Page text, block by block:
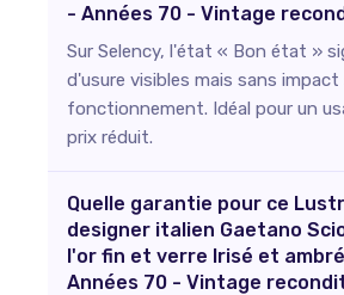
- Années 70 - Vintage
Sur Selency, l'état « Bon état »
d'usure visibles mais sans impact
fonctionnement. Idéal pour un
prix réduit.
Quelle garantie pour ce
designer italien Gaetano
l'or fin et verre Irisé et
Années 70 - Vintage